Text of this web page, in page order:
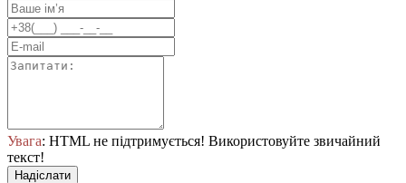
Увага: HTML не підтримується! Використовуйте звичайний
текст!
Надіслати